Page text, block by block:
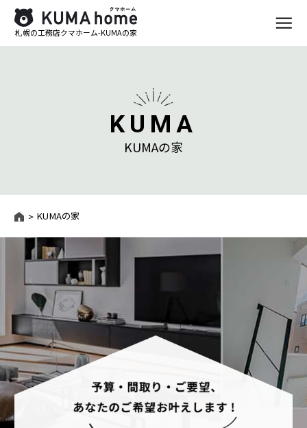
札幌の工務店クマホーム-KUMAの家
KUMA
KUMAの家
KUMAの家